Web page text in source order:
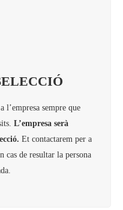
l’empresa sempre que
L’empresa serà
Et contactarem per a
de resultar la persona